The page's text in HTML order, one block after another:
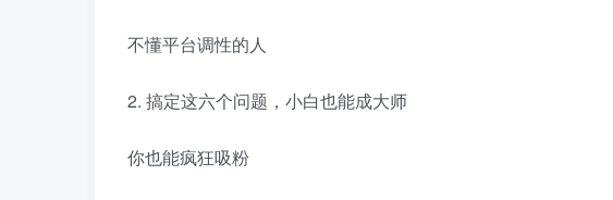
不懂平台调性的人
2. 搞定这六个问题，小白也能成大师
你也能疯狂吸粉